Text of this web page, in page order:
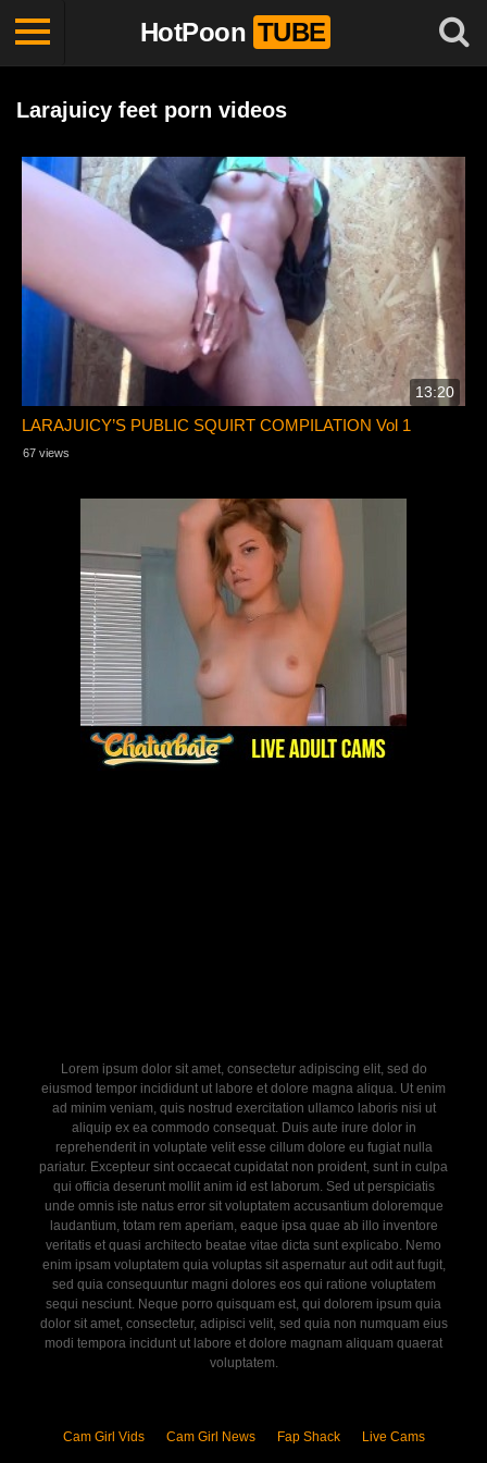
HotPoon TUBE
Larajuicy feet porn videos
13:20
LARAJUICY’S PUBLIC SQUIRT COMPILATION Vol 1
67 views
Lorem ipsum dolor sit amet, consectetur adipiscing elit, sed do
eiusmod tempor incididunt ut labore et dolore magna aliqua. Ut enim
ad minim veniam, quis nostrud exercitation ullamco laboris nisi ut
aliquip ex ea commodo consequat. Duis aute irure dolor in
reprehenderit in voluptate velit esse cillum dolore eu fugiat nulla
pariatur. Excepteur sint occaecat cupidatat non proident, sunt in culpa
qui officia deserunt mollit anim id est laborum. Sed ut perspiciatis
unde omnis iste natus error sit voluptatem accusantium doloremque
laudantium, totam rem aperiam, eaque ipsa quae ab illo inventore
veritatis et quasi architecto beatae vitae dicta sunt explicabo. Nemo
enim ipsam voluptatem quia voluptas sit aspernatur aut odit aut fugit,
sed quia consequuntur magni dolores eos qui ratione voluptatem
sequi nesciunt. Neque porro quisquam est, qui dolorem ipsum quia
dolor sit amet, consectetur, adipisci velit, sed quia non numquam eius
modi tempora incidunt ut labore et dolore magnam aliquam quaerat
voluptatem.
Cam Girl Vids Cam Girl News Fap Shack Live Cams